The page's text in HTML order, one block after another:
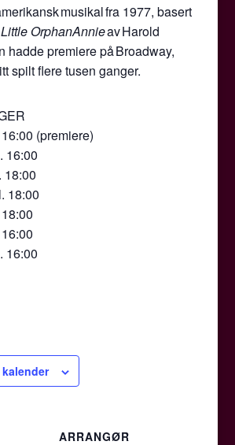
musikal fra 1977, basert
Little OrphanAnnieav Harold
hadde premiere på Broadway,
spilt flere tusen ganger.
(premiere)
16:00
18:00
18:00
16:00
ARRANGØR